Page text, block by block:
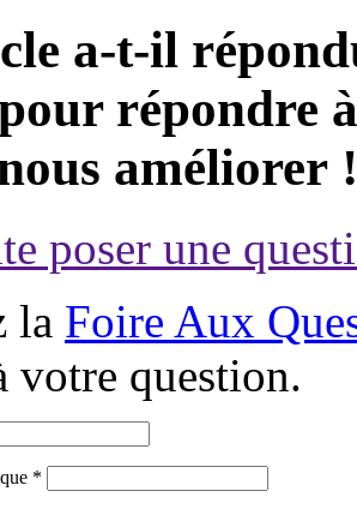
a-t-il
répondre
améliorer !
poser une
la Foire Aux
votre question.
*